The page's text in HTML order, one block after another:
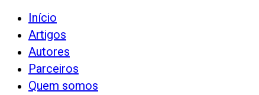
Início
Artigos
Autores
Parceiros
Quem somos